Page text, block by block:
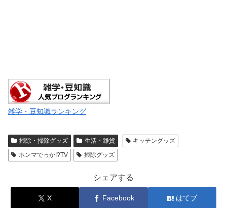
雑学・豆知識ランキング
掃除・掃除グッズ 生活・雑貨
キッチングッズ
ホンマでっか!?TV
掃除グッズ
シェアする
X Facebook はてブ